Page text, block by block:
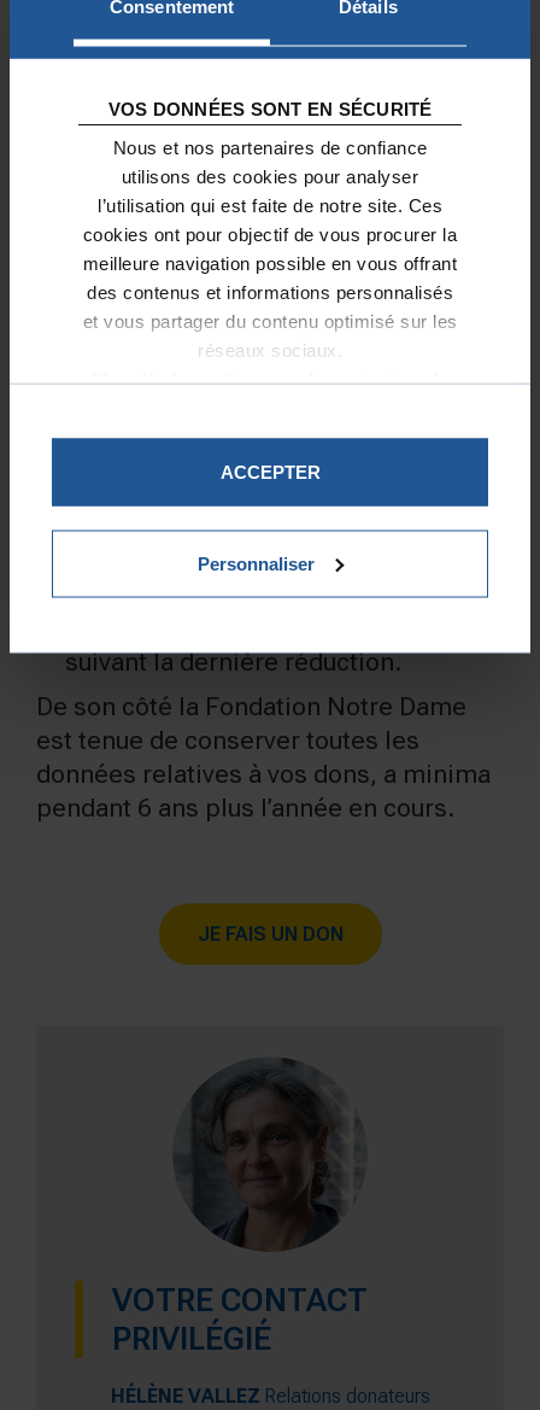
Consentement Détails
VOS DONNÉES SONT EN SÉCURITÉ
Nous et nos partenaires de confiance
utilisons des cookies pour analyser
l’utilisation qui est faite de notre site. Ces
cookies ont pour objectif de vous procurer la
meilleure navigation possible en vous offrant
des contenus et informations personnalisés
et vous partager du contenu optimisé sur les
réseaux sociaux.
Plus d'informations sur la protection de
ACCEPTER
Personnaliser
d’impôt. Il suffit de renseigner votre don
dans la déclaration. L’avoir vous permet
néanmoins d’être rassuré(e) sur la
validité de votre don et le bien-fondé de
la réduction d’impôt dont vous
bénéficiez.
En cas de contrôle fiscal, vous pouvez
être amené(e) à l’utiliser.
L’administration peut en effet vous
de l’Impôt sur le Revenuou de l’Impôt
sur la Fortune Immobilière.
Pendant 3 ans suivant le versement ;
suivant la dernière réduction.
De son côté la Fondation Notre Dame
est tenue de conserver toutes les
données relatives à vos dons, a minima
pendant 6 ans plus l’année en cours.
JE FAIS UN DON
VOTRE CONTACT
PRIVILÉGIÉ
HÉLÈNE VALLEZ Relations donateurs